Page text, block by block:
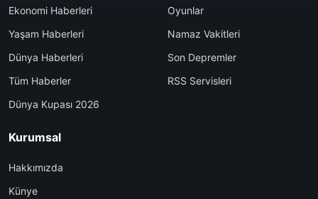
Ekonomi Haberleri
Yaşam Haberleri
Dünya Haberleri
Tüm Haberler
Dünya Kupası 2026
Oyunlar
Namaz Vakitleri
Son Depremler
RSS Servisleri
Kurumsal
Hakkımızda
Künye